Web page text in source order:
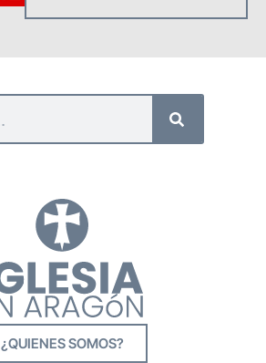
¿QUIENES SOMOS?